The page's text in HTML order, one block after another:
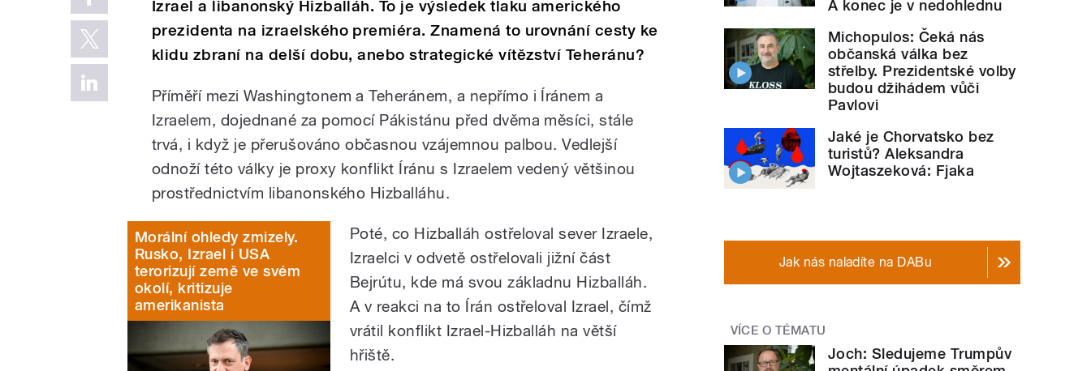
Izrael a libanonský Hizballáh. To je výsledek tlaku amerického
prezidenta na izraelského premiéra. Znamená to urovnání cesty ke
klidu zbraní na delší dobu, anebo strategické vítězství Teheránu?
Příměří mezi Washingtonem a Teheránem, a nepřímo i Íránem a
Izraelem, dojednané za pomocí Pákistánu před dvěma měsíci, stále
trvá, i když je přerušováno občasnou vzájemnou palbou. Vedlejší
odnoží této války je proxy konflikt Íránu s Izraelem vedený většinou
prostřednictvím libanonského Hizballáhu.
Morální ohledy zmizely.
Rusko, Izrael i USA
terorizují země ve svém
okolí, kritizuje
amerikanista
Poté, co Hizballáh ostřeloval sever Izraele,
Izraelci v odvetě ostřelovali jižní část
Bejrútu, kde má svou základnu Hizballáh.
A v reakci na to Írán ostřeloval Izrael, čímž
vrátil konflikt Izrael-Hizballáh na větší
hřiště.
A konec je v nedohlednu
Michopulos: Čeká nás
občanská válka bez
střelby. Prezidentské volby
budou džihádem vůči
Pavlovi
Jaké je Chorvatsko bez
turistů? Aleksandra
Wojtaszeková: Fjaka
Jak nás naladíte na DABu
VÍCE O TÉMATU
Joch: Sledujeme Trumpův